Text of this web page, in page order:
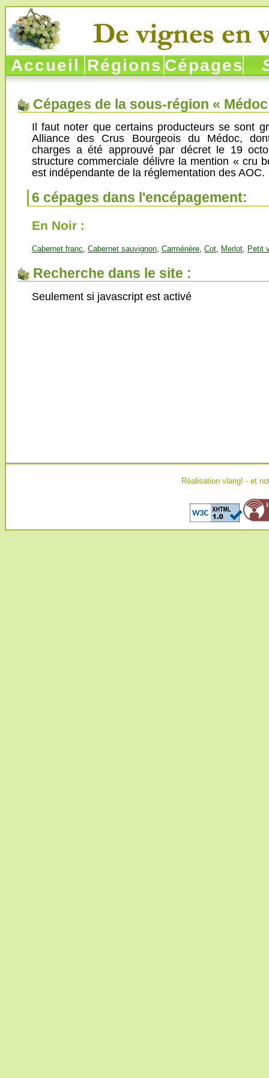
Accueil Régions Cépages
Cépages de la sous-région «
Il faut noter que certains producteurs se sont
Alliance des Crus Bourgeois du Médoc,
charges a été approuvé par décret le 19
structure commerciale délivre la mention « cru
est indépendante de la réglementation des AOC.
6 cépages dans l'encépagement:
En Noir :
Cabernet franc, Cabernet sauvignon, Carménère, Cot, Merlot, Petit
Recherche dans le site :
Seulement si javascript est activé
Réalisation vlang! - et